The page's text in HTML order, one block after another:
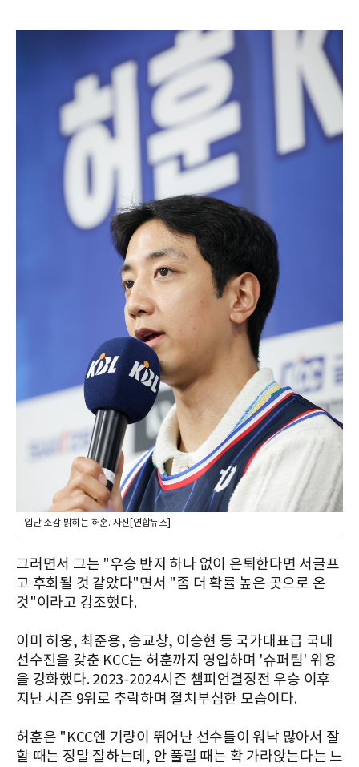
입단 소감 밝히는 허훈. 사진[연합뉴스]
그러면서 그는 "우승 반지 하나 없이 은퇴한다면 서글프
고 후회될 것 같았다"면서 "좀 더 확률 높은 곳으로 온
것"이라고 강조했다.
이미 허웅, 최준용, 송교창, 이승현 등 국가대표급 국내
선수진을 갖춘 KCC는 허훈까지 영입하며 '슈퍼팀' 위용
을 강화했다. 2023-2024시즌 챔피언결정전 우승 이후
지난 시즌 9위로 추락하며 절치부심한 모습이다.
허훈은 "KCC엔 기량이 뛰어난 선수들이 워낙 많아서 잘
할 때는 정말 잘하는데, 안 풀릴 때는 확 가라앉는다는 느